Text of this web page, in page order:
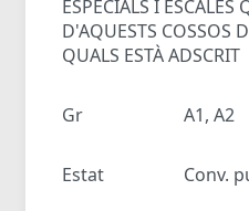
ESPECIALS I
D'AQUESTS COSSOS
QUALS ESTÀ ADSCRIT
Gr A1, A2
Estat Conv.